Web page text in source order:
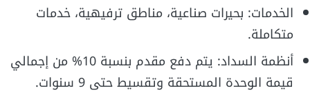
الخدمات: بحيرات صناعية، مناطق ترفيهية، خدمات
متكاملة.
أنظمة السداد: يتم دفع مقدم بنسبة 10% من إجمالي
قيمة الوحدة المستحقة وتقسيط حتى 9 سنوات.